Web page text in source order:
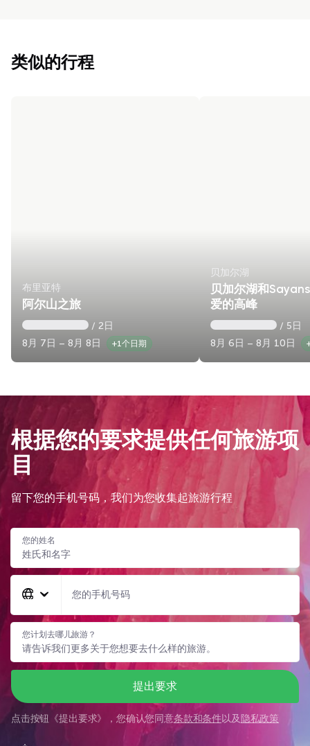
类似的行程
布里亚特
阿尔山之旅
/ 2日
8月 7日 – 8月 8日
+1个日期
贝加尔湖
贝加尔湖和
爱的高峰
/ 5日
8月 6日 – 8月 10日
根据您的要求提供任何旅游项
目
留下您的手机号码，我们为您收集起旅游行程
您的姓名
您的手机号码
您计划去哪儿旅游？
提出要求
点击按钮《提出要求》，您确认您同意条款和条件以及 隐私政策